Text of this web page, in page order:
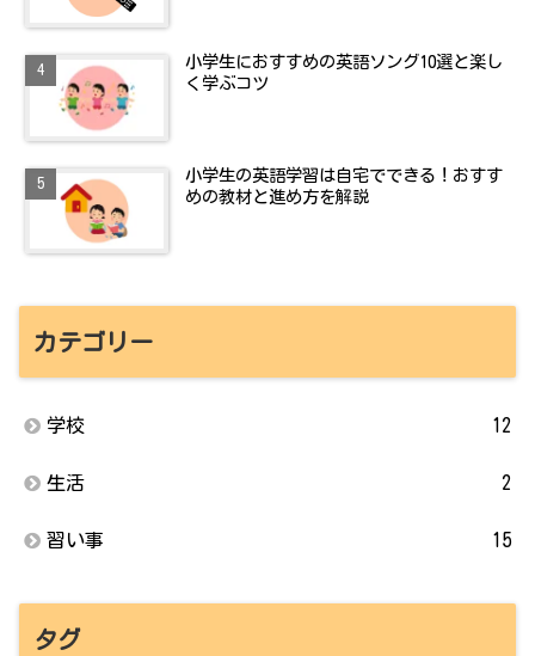
小学生におすすめの英語ソング10選と楽し
く学ぶコツ
小学生の英語学習は自宅でできる！おすす
めの教材と進め方を解説
カテゴリー
学校 12
生活 2
習い事 15
タグ